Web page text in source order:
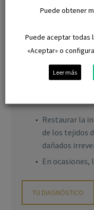
tejidos
por
no siempre
resinas
Restaurar la
de los tejidos
dañados
En
TU DIAGNÓSTICO
Puede obtener
Puede aceptar todas
«Aceptar» o
Leer más